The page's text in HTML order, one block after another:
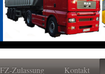
Zulassung Kontakt